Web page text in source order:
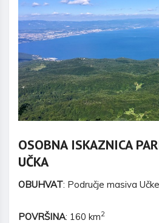
OSOBNA ISKAZNICA
UČKA
OBUHVAT: Područje masiva
POVRŠINA: 160 km2